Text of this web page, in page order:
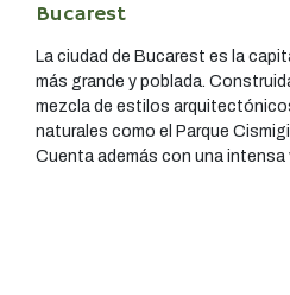
Bucarest
La ciudad de Bucarest es la
más grande y poblada.
mezcla de estilos
naturales como el Parque
Cuenta además con una intensa